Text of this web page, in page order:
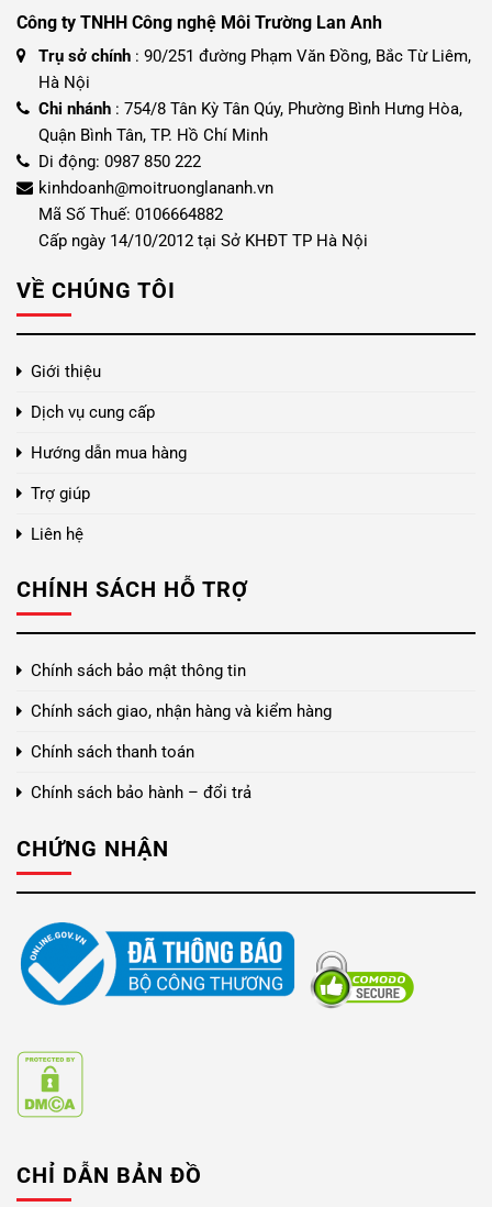
Công ty TNHH Công nghệ Môi Trường Lan Anh
Trụ sở chính : 90/251 đường Phạm Văn Đồng, Bắc Từ Liêm,
Hà Nội
Chi nhánh : 754/8 Tân Kỳ Tân Qúy, Phường Bình Hưng Hòa,
Quận Bình Tân, TP. Hồ Chí Minh
Di động: 0987 850 222
kinhdoanh@moitruonglananh.vn
Mã Số Thuế: 0106664882
Cấp ngày 14/10/2012 tại Sở KHĐT TP Hà Nội
VỀ CHÚNG TÔI
Giới thiệu
Dịch vụ cung cấp
Hướng dẫn mua hàng
Trợ giúp
Liên hệ
CHÍNH SÁCH HỖ TRỢ
Chính sách bảo mật thông tin
Chính sách giao, nhận hàng và kiểm hàng
Chính sách thanh toán
Chính sách bảo hành – đổi trả
CHỨNG NHẬN
CHỈ DẪN BẢN ĐỒ